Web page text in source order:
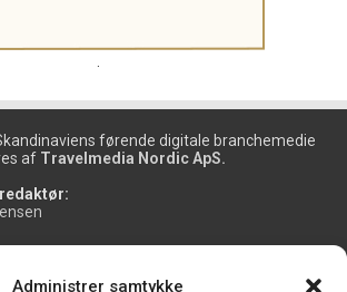
Administrer samtykke
førende digitale branchemedie
af Travelmedia Nordic ApS.